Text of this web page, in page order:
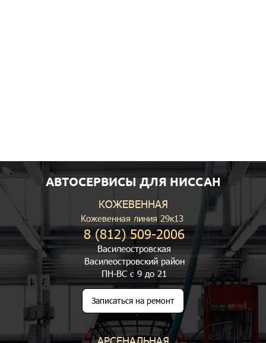
АВТОСЕРВИСЫ ДЛЯ НИССАН
КОЖЕВЕННАЯ
Кожевенная линия 29к13
8 (812) 509-2006
Василеостровская
Василеостровский район
ПН-ВС с 9 до 21
Записаться на ремонт